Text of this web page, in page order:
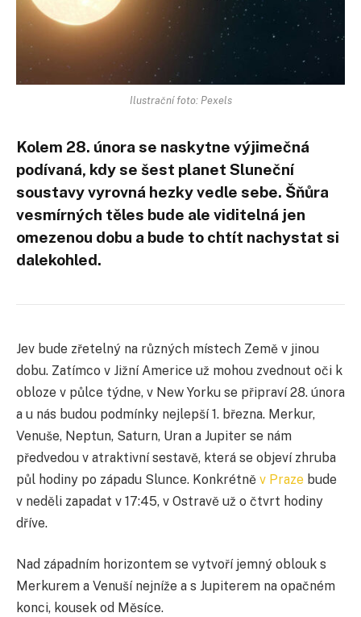
Ilustrační foto: Pexels
Kolem 28. února se naskytne výjimečná
podívaná, kdy se šest planet Sluneční
soustavy vyrovná hezky vedle sebe. Šňůra
vesmírných těles bude ale viditelná jen
omezenou dobu a bude to chtít nachystat si
dalekohled.
Jev bude zřetelný na různých místech Země v jinou
dobu. Zatímco v Jižní Americe už mohou zvednout oči k
obloze v půlce týdne, v New Yorku se připraví 28. února
a u nás budou podmínky nejlepší 1. března. Merkur,
Venuše, Neptun, Saturn, Uran a Jupiter se nám
předvedou v atraktivní sestavě, která se objeví zhruba
půl hodiny po západu Slunce. Konkrétně v Praze bude
v neděli zapadat v 17:45, v Ostravě už o čtvrt hodiny
dříve.
Nad západním horizontem se vytvoří jemný oblouk s
Merkurem a Venuší nejníže a s Jupiterem na opačném
konci, kousek od Měsíce.